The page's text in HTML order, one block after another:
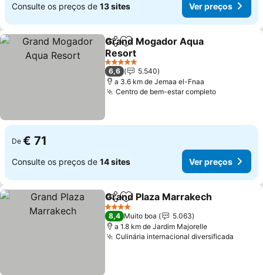
Consulte os preços de 13 sites Ver preços
PartilharAdicionar aos favoritos
Grand Mogador Aqua
Resort
5 Estrelas
6,6
5.540
a 3.6 km de Jemaa el-Fnaa
Centro de bem-estar completo
De € 71
Consulte os preços de 14 sites Ver preços
PartilharAdicionar aos favoritos
Grand Plaza Marrakech
4 Estrelas
8,4 Muito boa
5.063
a 1.8 km de Jardim Majorelle
Culinária internacional diversificada